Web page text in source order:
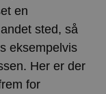
en
sted, så
eksempelvis
Her er der
for